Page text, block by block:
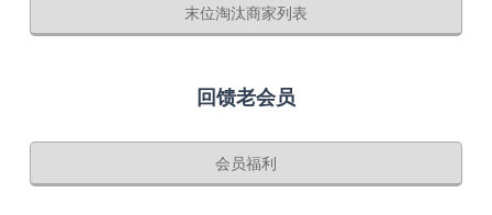
末位淘汰商家列表
回馈老会员
会员福利